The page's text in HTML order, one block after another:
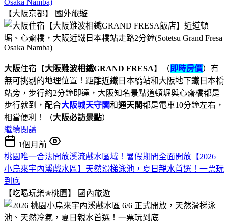
【大阪京都】
國外旅遊
大阪住宿【大阪難波相鐵GRAND FRESA】（ 即時房價）有
無可挑剔的地理位置！距離近鐵日本橋站和大阪地下鐵日本橋
站旁，步行約2分鐘即達，大阪知名景點道頓堀與心齋橋都是
步行就到，配合大阪城天守閣和通天閣都是電車10分鐘左右，
相當便利！（大阪必訪景點）
繼續閱讀
1個月前
桃園唯一合法開放溪流戲水區域！暑假期間全面開放【2026
小烏來宇內溪戲水區】天然滑梯泳池，夏日親水首選！一票玩
到底
【吃喝玩樂✭桃園】
國內旅遊